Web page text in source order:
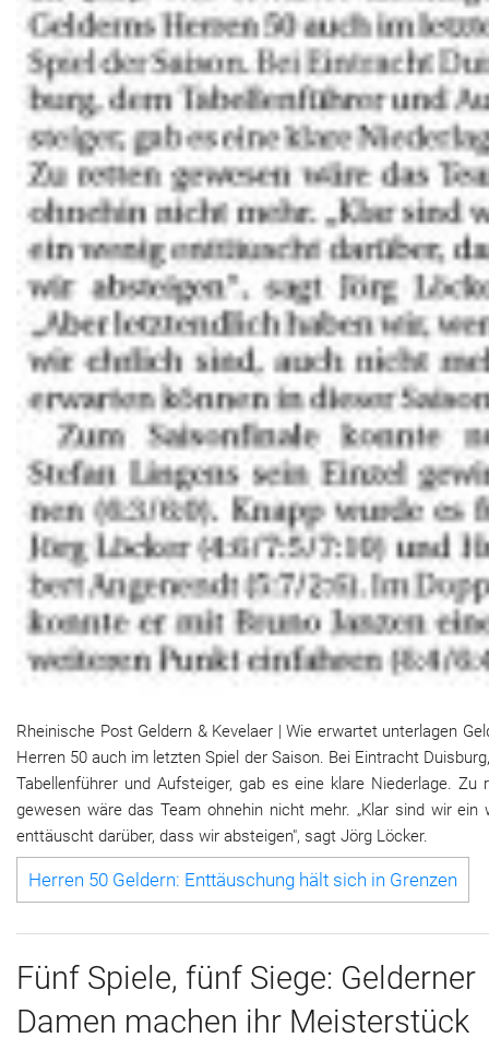
Rheinische Post Geldern & Kevelaer | Wie erwartet unterlagen
Herren 50 auch im letzten Spiel der Saison. Bei Eintracht
Tabellenführer und Aufsteiger, gab es eine klare Niederlage. Zu
gewesen wäre das Team ohnehin nicht mehr. „Klar sind wir ein
enttäuscht darüber, dass wir absteigen", sagt Jörg Löcker.
Herren 50 Geldern: Enttäuschung hält sich in Grenzen
Fünf Spiele, fünf Siege: Gelderner
Damen machen ihr Meisterstück